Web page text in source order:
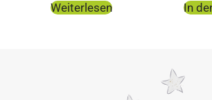
Weiterlesen In